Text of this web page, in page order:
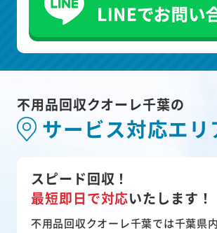
不用品回収クオーレ千葉の
サービス対応エリ
スピード回収！
最短即日で対応いたします！
不用品回収クオーレ千葉では千葉県